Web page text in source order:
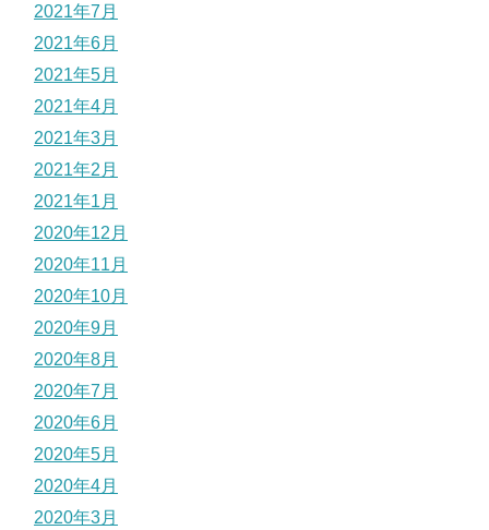
2021年7月
2021年6月
2021年5月
2021年4月
2021年3月
2021年2月
2021年1月
2020年12月
2020年11月
2020年10月
2020年9月
2020年8月
2020年7月
2020年6月
2020年5月
2020年4月
2020年3月